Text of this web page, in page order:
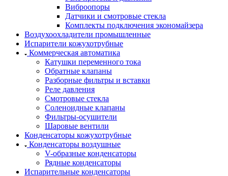
Виброопоры
Датчики и смотровые стекла
Комплекты подключения экономайзера
Воздухоохладители промышленные
Испарители кожухотрубные
Коммерческая автоматика
Катушки переменного тока
Обратные клапаны
Разборные фильтры и вставки
Реле давления
Смотровые стекла
Соленоидные клапаны
Фильтры-осушители
Шаровые вентили
Конденсаторы кожухотрубные
Конденсаторы воздушные
V-образные конденсаторы
Рядные конденсаторы
Испарительные конденсаторы